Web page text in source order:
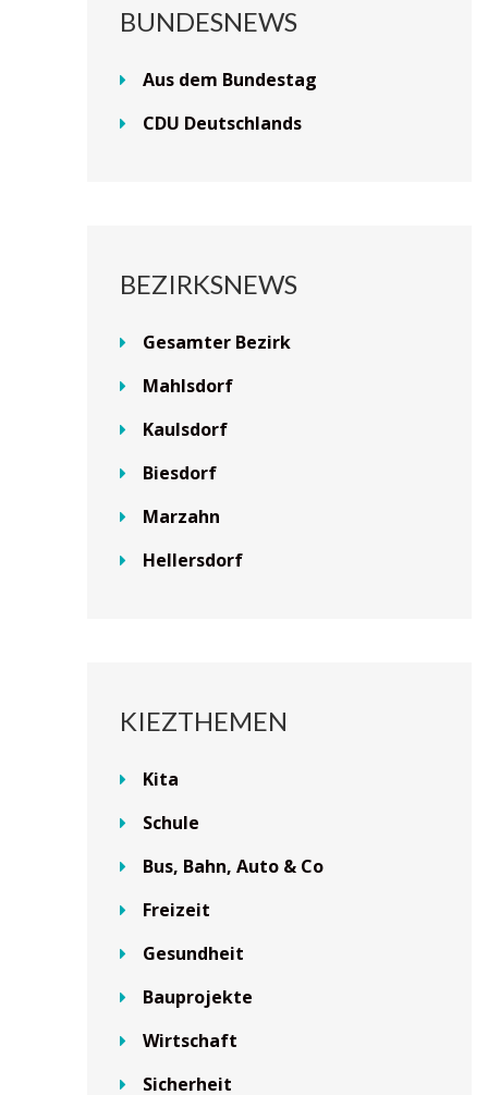
BUNDESNEWS
Aus dem Bundestag
CDU Deutschlands
BEZIRKSNEWS
Gesamter Bezirk
Mahlsdorf
Kaulsdorf
Biesdorf
Marzahn
Hellersdorf
KIEZTHEMEN
Kita
Schule
Bus, Bahn, Auto & Co
Freizeit
Gesundheit
Bauprojekte
Wirtschaft
Sicherheit